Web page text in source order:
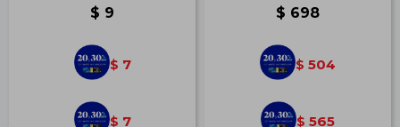
$ 9
$ 7
$ 7
$ 698
$ 504
$ 565